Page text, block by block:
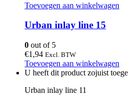
Toevoegen aan winkelwagen
Urban inlay line 15
0 out of 5
€1,94 Excl. BTW
Toevoegen aan winkelwagen
U heeft dit product zojuist
Urban inlay line 11